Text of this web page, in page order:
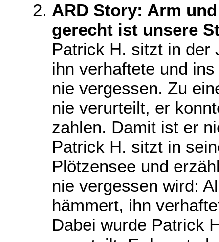
ARD Story: Arm
gerecht ist unsere
Patrick H. sitzt in der
ihn verhaftete und
nie vergessen. Zu
nie verurteilt, er
zahlen. Damit ist er
Patrick H. sitzt in
Plötzensee und
nie vergessen wird:
hämmert, ihn
Dabei wurde Patrick